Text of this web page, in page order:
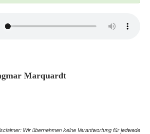
Marquardt
Wir übernehmen keine Verantwortung für jedwede